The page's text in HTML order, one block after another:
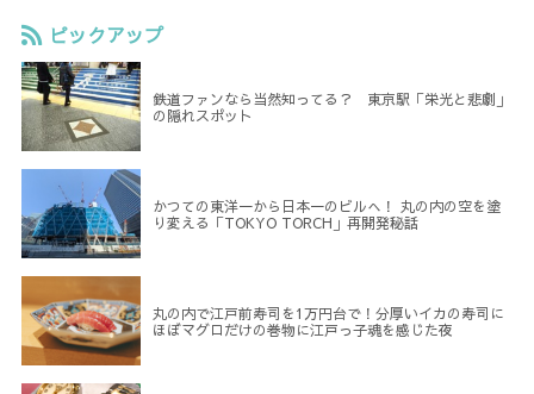
ピックアップ
鉄道ファンなら当然知ってる？ 東京駅「栄光と悲劇」
の隠れスポット
かつての東洋一から日本一のビルへ！ 丸の内の空を塗
り変える「TOKYO TORCH」再開発秘話
丸の内で江戸前寿司を1万円台で！分厚いイカの寿司に
ほぼマグロだけの巻物に江戸っ子魂を感じた夜